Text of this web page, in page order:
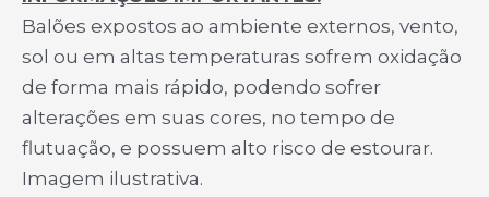
Balões expostos ao ambiente externos, vento,
sol ou em altas temperaturas sofrem oxidação
de forma mais rápido, podendo sofrer
alterações em suas cores, no tempo de
flutuação, e possuem alto risco de estourar.
Imagem ilustrativa.